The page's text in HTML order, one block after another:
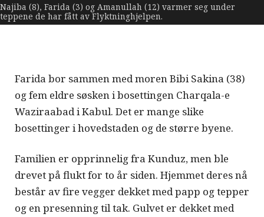
Najiba (8), Farida (3) og Amanullah (12) varmer seg under
teppene de har fått av Flyktninghjelpen.
Farida bor sammen med moren Bibi Sakina (38)
og fem eldre søsken i bosettingen Charqala-e
Waziraabad i Kabul. Det er mange slike
bosettinger i hovedstaden og de større byene.
Familien er opprinnelig fra Kunduz, men ble
drevet på flukt for to år siden. Hjemmet deres nå
består av fire vegger dekket med papp og tepper
og en presenning til tak. Gulvet er dekket med